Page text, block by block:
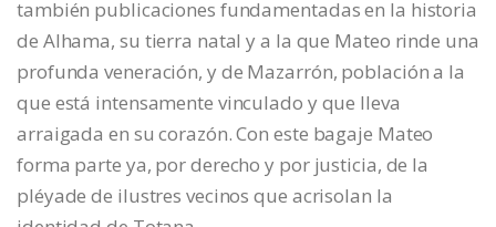
también publicaciones fundamentadas en la historia
de Alhama, su tierra natal y a la que Mateo rinde una
profunda veneración, y de Mazarrón, población a la
que está intensamente vinculado y que lleva
arraigada en su corazón. Con este bagaje Mateo
forma parte ya, por derecho y por justicia, de la
pléyade de ilustres vecinos que acrisolan la